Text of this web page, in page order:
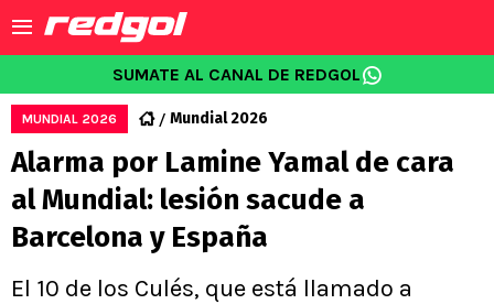
SUMATE AL CANAL DE REDGOL
MUNDIAL 2026 Mundial 2026
Alarma por Lamine Yamal de cara
al Mundial: lesión sacude a
Barcelona y España
El 10 de los Culés, que está llamado a